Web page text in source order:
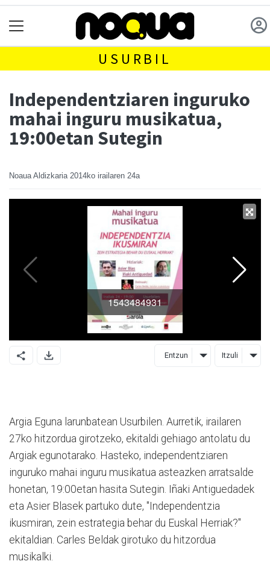
USURBIL
Independentziaren inguruko
mahai inguru musikatua,
19:00etan Sutegin
Noaua Aldizkaria 2014ko irailaren 24a
Entzun Itzuli
Argia Eguna larunbatean Usurbilen. Aurretik, irailaren
27ko hitzordua girotzeko, ekitaldi gehiago antolatu du
Argiak egunotarako. Hasteko, independentziaren
inguruko mahai inguru musikatua asteazken arratsalde
honetan, 19:00etan hasita Sutegin. Iñaki Antiguedadek
eta Asier Blasek partuko dute, "Independentzia
ikusmiran, zein estrategia behar du Euskal Herriak?"
ekitaldian. Carles Beldak girotuko du hitzordua
musikalki.